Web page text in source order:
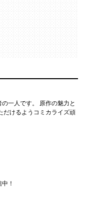
一人です。 原作の魅力と
だけるようコミカライズ頑
！